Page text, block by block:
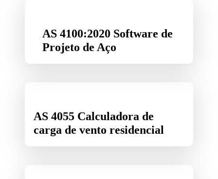
AS 4100:2020 Software de
Projeto de Aço
AS 4055 Calculadora de
carga de vento residencial